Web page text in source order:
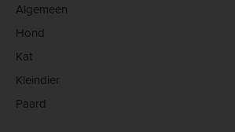
Algemeen
Hond
Kat
Kleindier
Paard